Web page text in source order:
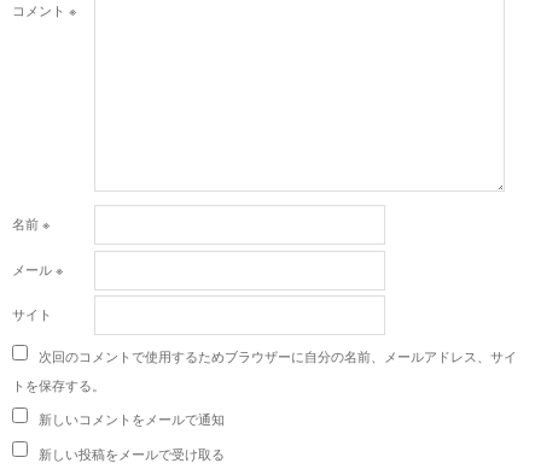
コメント ※
名前 ※
メール ※
サイト
次回のコメントで使用するためブラウザーに自分の名前、メールアドレス、サイ
トを保存する。
新しいコメントをメールで通知
新しい投稿をメールで受け取る